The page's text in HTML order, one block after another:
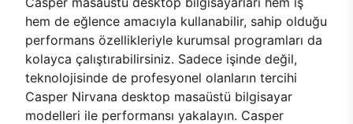
hem de eğlence amacıyla kullanabilir, sahip olduğu
performans özellikleriyle kurumsal programları da
kolayca çalıştırabilirsiniz. Sadece işinde değil,
teknolojisinde de profesyonel olanların tercihi
Casper Nirvana desktop masaüstü bilgisayar
modelleri ile performansı yakalayın. Casper